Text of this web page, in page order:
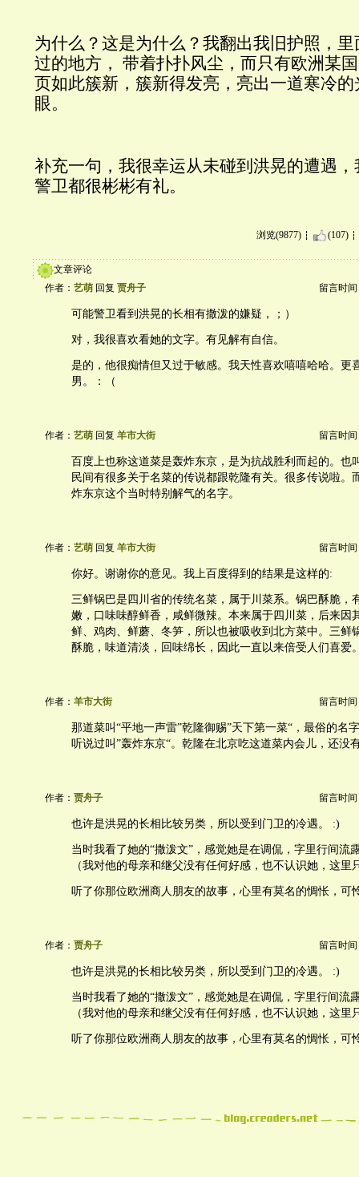
为什么？这是为什么？我翻出我旧护照，
过的地方， 带着扑扑风尘，而只有欧洲某
页如此簇新，簇新得发亮，亮出一道寒冷
眼。
补充一句，我很幸运从未碰到洪晃的遭遇
警卫都很彬彬有礼。
浏览(9877) (107)
文章评论
作者： 艺萌 回复 贾舟子 留言时间
可能警卫看到洪晃的长相有撒泼的嫌疑，；）
对，我很喜欢看她的文字。有见解有自信。
是的，他很痴情但又过于敏感。我天性喜欢嘻嘻哈哈。更
男。：（
作者： 艺萌 回复 羊市大街 留言时间
百度上也称这道菜是轰炸东京，是为抗战胜利而起的。也
民间有很多关于名菜的传说都跟乾隆有关。很多传说啦。
炸东京这个当时特别解气的名字。
作者： 艺萌 回复 羊市大街 留言时间
你好。谢谢你的意见。我上百度得到的结果是这样的:
三鲜锅巴是四川省的传统名菜，属于川菜系。锅巴酥脆，
嫩，口味味醇鲜香，咸鲜微辣。本来属于四川菜，后来因
鲜、鸡肉、鲜蘑、冬笋，所以也被吸收到北方菜中。三鲜
酥脆，味道清淡，回味绵长，因此一直以来倍受人们喜爱
作者： 羊市大街 留言时间
那道菜叫“平地一声雷”乾隆御赐”天下第一菜“，最俗的名
听说过叫”轰炸东京“。乾隆在北京吃这道菜内会儿，还没
作者： 贾舟子 留言时间
也许是洪晃的长相比较另类，所以受到门卫的冷遇。 :)
当时我看了她的“撒泼文”，感觉她是在调侃，字里行间流
（我对他的母亲和继父没有任何好感，也不认识她，这里
听了你那位欧洲商人朋友的故事，心里有莫名的惆怅，可
作者： 贾舟子 留言时间
也许是洪晃的长相比较另类，所以受到门卫的冷遇。 :)
当时我看了她的“撒泼文”，感觉她是在调侃，字里行间流
（我对他的母亲和继父没有任何好感，也不认识她，这里
听了你那位欧洲商人朋友的故事，心里有莫名的惆怅，可